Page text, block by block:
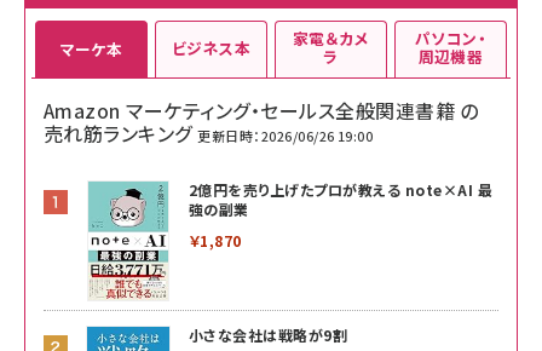
マーケ本
Amazon マーケティング・セールス全般関連書籍 の
売れ筋ランキング 更新日時：2026/06/26 19:00
2億円を売り上げたプロが教える note×AI 最
強の副業
￥1,870
小さな会社は戦略が9割
ビジネス本 家電＆カメ
ラ
パソコン・
周辺機器